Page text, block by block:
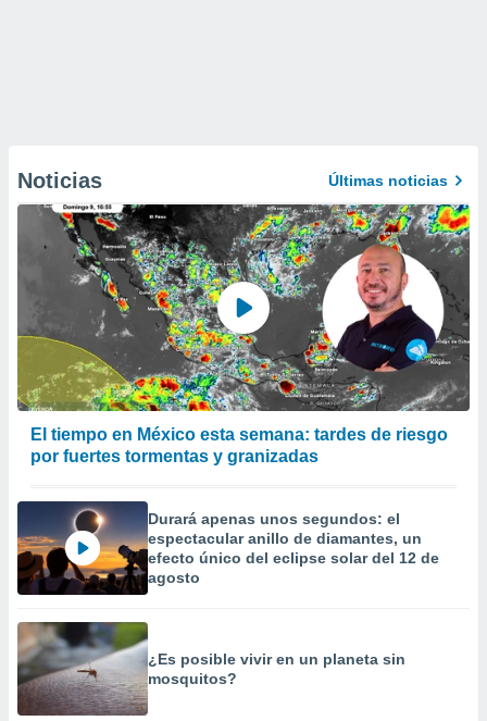
Noticias Últimas noticias
El tiempo en México esta semana: tardes de riesgo
por fuertes tormentas y granizadas
Durará apenas unos segundos: el
espectacular anillo de diamantes, un
efecto único del eclipse solar del 12 de
agosto
¿Es posible vivir en un planeta sin
mosquitos?